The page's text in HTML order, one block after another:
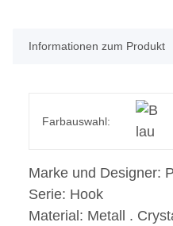
Informationen zum Produkt
Marke und Designer:
Serie: Hook
Material: Metall .
Farbauswahl: